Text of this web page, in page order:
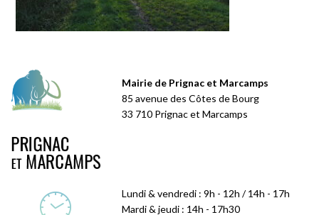
Mairie de Prignac et Marcamps
85 avenue des Côtes de Bourg
33 710 Prignac et Marcamps
Lundi & vendredi : 9h - 12h / 14h - 17h
Mardi & jeudi : 14h - 17h30